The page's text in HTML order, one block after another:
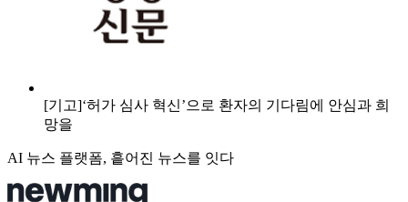
[기고]‘허가 심사 혁신’으로 환자의 기다림에 안심과 희
망을
AI 뉴스 플랫폼, 흩어진 뉴스를 잇다